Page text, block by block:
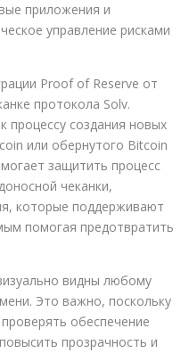
приложения и
управление рисками
Proof of Reserve от
протокола Solv.
процессу создания новых
или обернутого Bitcoin
защитить процесс
чеканки,
которые поддерживают
помогая предотвратить
видны любому
Это важно, поскольку
обеспечение
прозрачность и